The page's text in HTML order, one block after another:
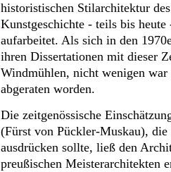
historistischen Stilarchitektur
Kunstgeschichte - teils bis
aufarbeitet. Als sich in den
ihren Dissertationen mit dieser
Windmühlen, nicht wenigen
abgeraten worden.
Die zeitgenössische
(Fürst von Pückler-Muskau),
ausdrücken sollte, ließ den
preußischen Meisterarchitekten